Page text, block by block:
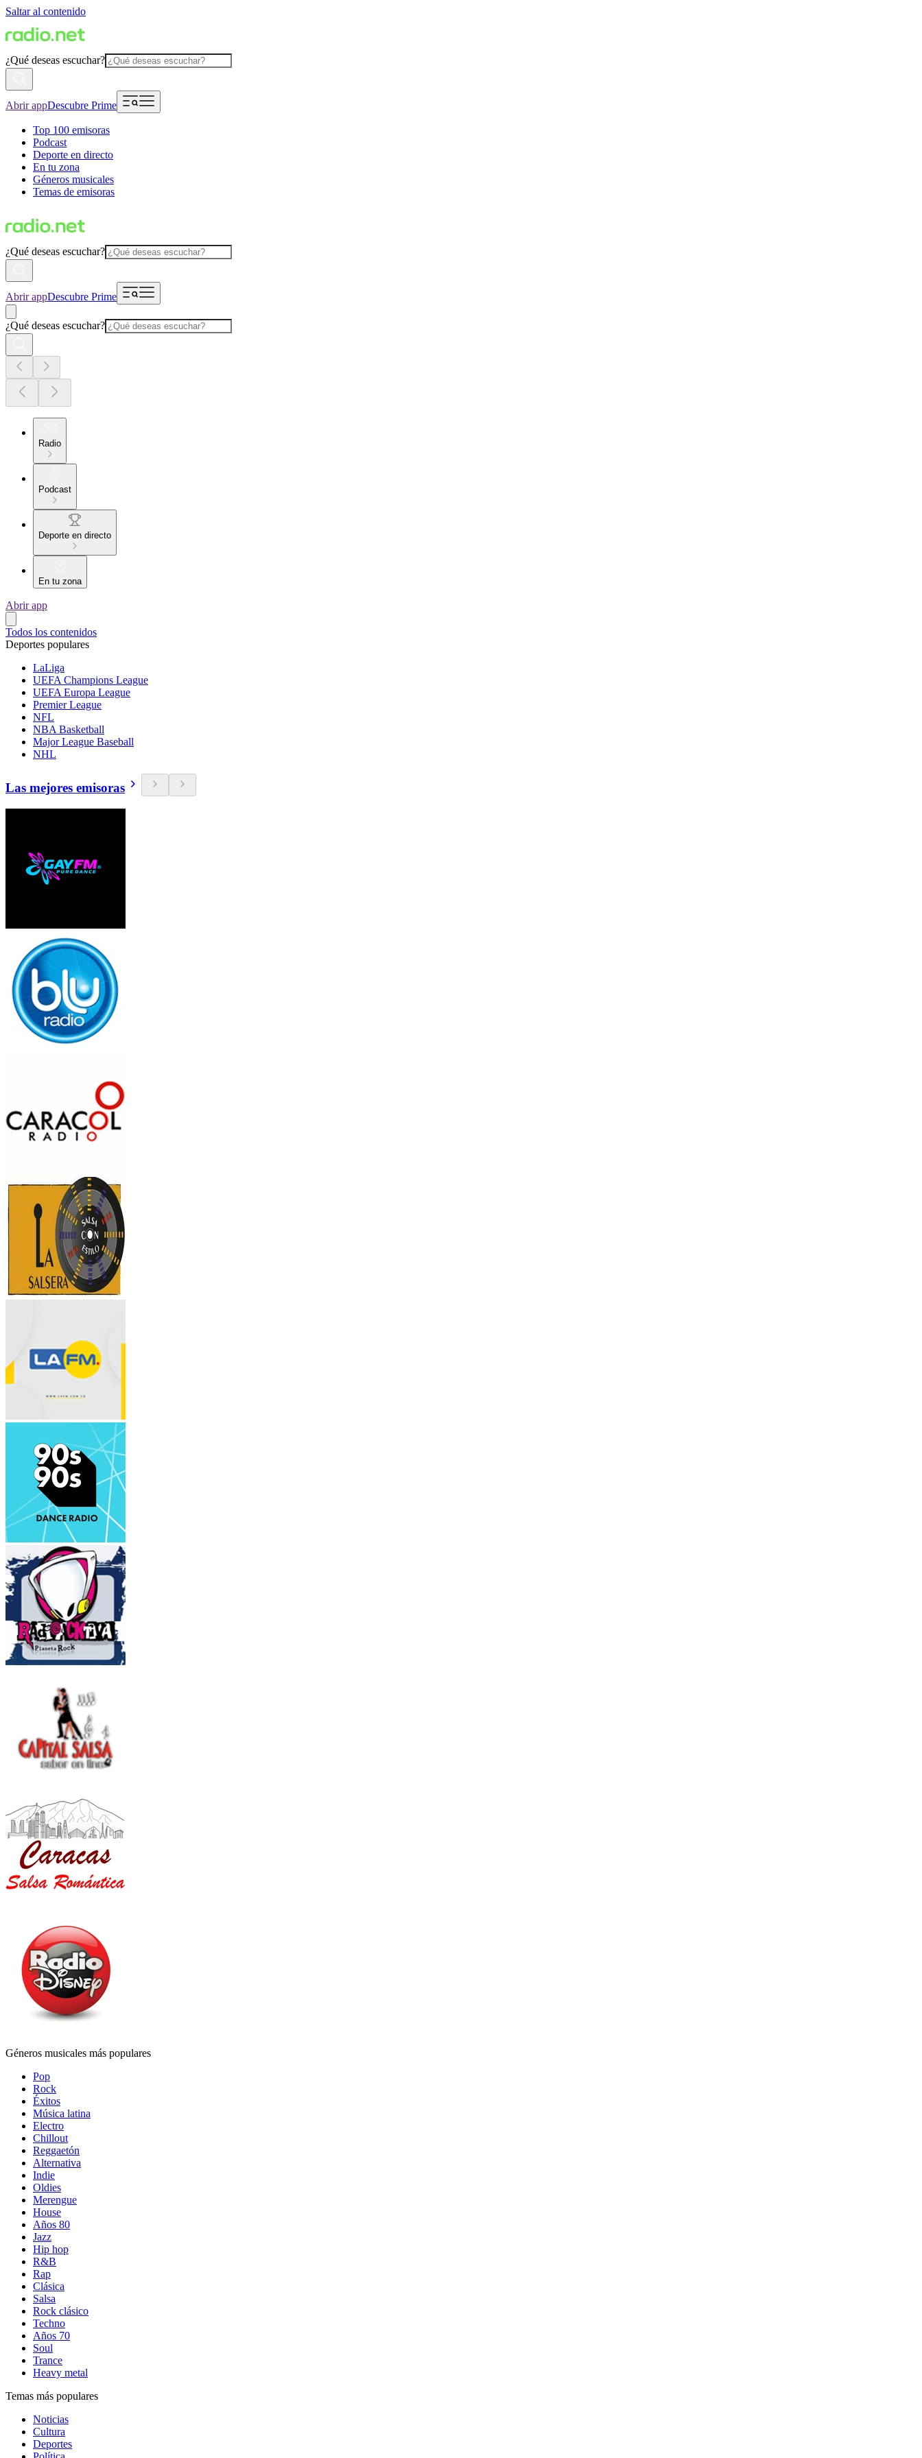
Saltar al contenido
¿Qué deseas escuchar?
Abrir appDescubre Prime
Top 100 emisoras
Podcast
Deporte en directo
En tu zona
Géneros musicales
Temas de emisoras
¿Qué deseas escuchar?
Abrir appDescubre Prime
¿Qué deseas escuchar?
Radio
Podcast
Deporte en directo
En tu zona
Abrir app
Todos los contenidos
Deportes populares
LaLiga
UEFA Champions League
UEFA Europa League
Premier League
NFL
NBA Basketball
Major League Baseball
NHL
Las mejores emisoras
Géneros musicales más populares
Pop
Rock
Éxitos
Música latina
Electro
Chillout
Reggaetón
Alternativa
Indie
Oldies
Merengue
House
Años 80
Jazz
Hip hop
R&B
Rap
Clásica
Salsa
Rock clásico
Techno
Años 70
Soul
Trance
Heavy metal
Temas más populares
Noticias
Cultura
Deportes